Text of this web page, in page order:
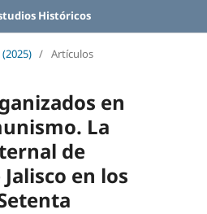
Históricos
/ Artículos
en
La
de
en los